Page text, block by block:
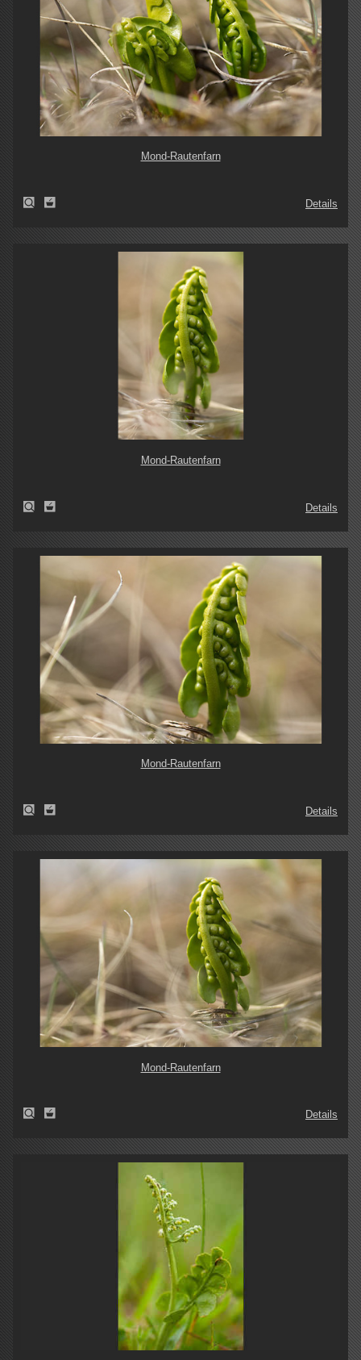
Mond-Rautenfarn
Details
Mond-Rautenfarn
Details
Mond-Rautenfarn
Details
Mond-Rautenfarn
Details